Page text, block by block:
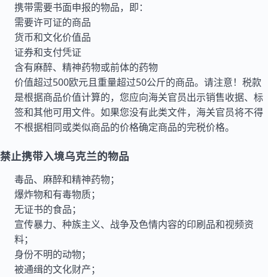
携带需要书面申报的物品，即：
需要许可证的商品
货币和文化价值品
证券和支付凭证
含有麻醉、精神药物或前体的药物
价值超过500欧元且重量超过50公斤的商品。请注意！税款
是根据商品价值计算的，您应向海关官员出示销售收据、标
签和其他可用文件。如果您没有此类文件，海关官员将不得
不根据相同或类似商品的价格确定商品的完税价格。
禁止携带入境乌克兰的物品
毒品、麻醉和精神药物；
爆炸物和有毒物质；
无证书的食品；
宣传暴力、种族主义、战争及色情内容的印刷品和视频资
料；
身份不明的动物；
被通缉的文化财产；